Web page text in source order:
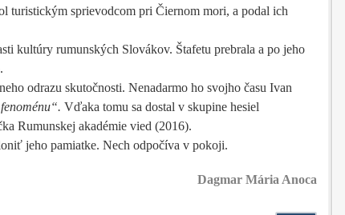
turistickým sprievodcom pri Čiernom mori, a podal ich
kultúry rumunských Slovákov. Štafetu prebrala a po jeho
odrazu skutočnosti. Nenadarmo ho svojho času Ivan
Vďaka tomu sa dostal v skupine hesiel
Rumunskej akadémie vied (2016).
jeho pamiatke. Nech odpočíva v pokoji.
Dagmar Mária Anoca